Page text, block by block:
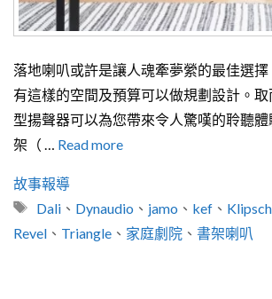
落地喇叭或許是讓人魂牽夢縈的最佳選
有這樣的空間及預算可以做規劃設計。
型揚聲器可以為您帶來令人驚嘆的聆聽
架（ … Read more
分
類
故事報導
標
籤
Dali、 Dynaudio 、 jamo 、 kef、 Klipsch
Revel 、 Triangle 、 家庭劇院 、 書架喇叭